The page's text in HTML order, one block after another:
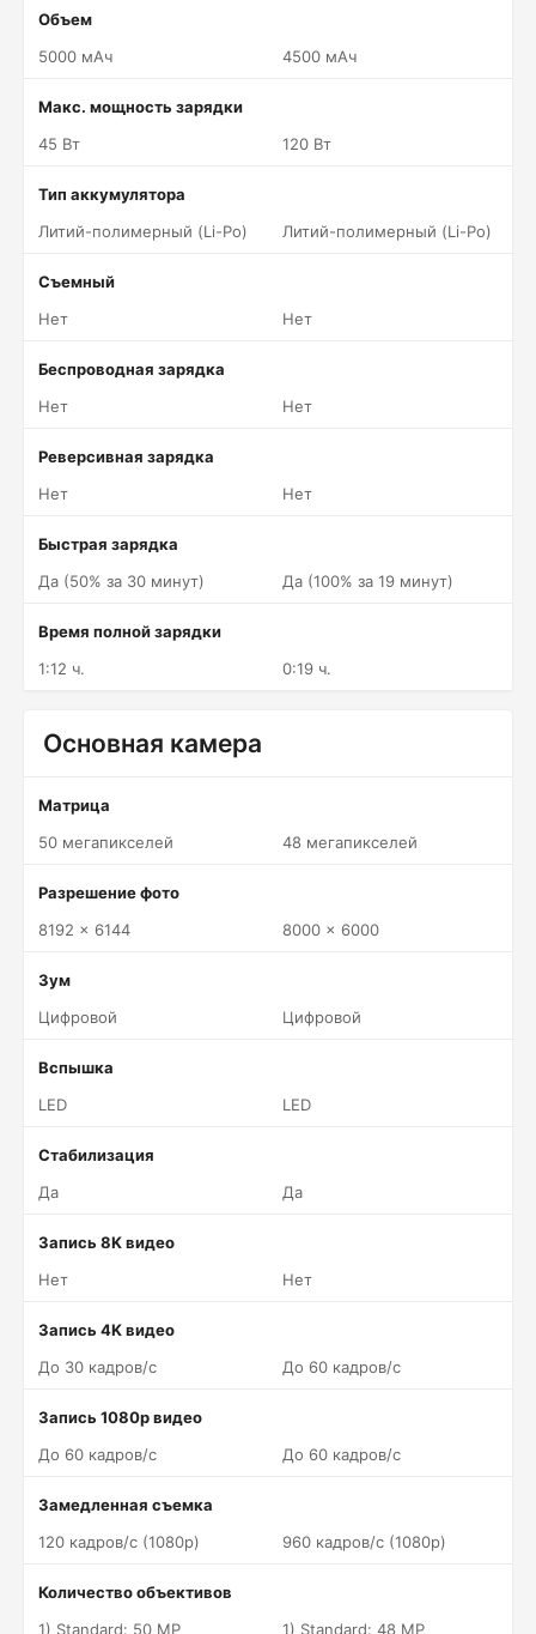
Объем
5000 мАч
4500 мАч
Макс. мощность зарядки
45 Вт
120 Вт
Тип аккумулятора
Литий-полимерный (Li-Po)
Литий-полимерный (Li-Po)
Съемный
Нет
Нет
Беспроводная зарядка
Нет
Нет
Реверсивная зарядка
Нет
Нет
Быстрая зарядка
Да (50% за 30 минут)
Да (100% за 19 минут)
Время полной зарядки
1:12 ч.
0:19 ч.
Основная камера
Матрица
50 мегапикселей
48 мегапикселей
Разрешение фото
8192 x 6144
8000 x 6000
Зум
Цифровой
Цифровой
Вспышка
LED
LED
Стабилизация
Да
Да
Запись 8K видео
Нет
Нет
Запись 4K видео
До 30 кадров/c
До 60 кадров/c
Запись 1080p видео
До 60 кадров/c
До 60 кадров/c
Замедленная съемка
120 кадров/c (1080p)
960 кадров/c (1080p)
Количество объективов
1) Standard: 50 MP
1) Standard: 48 MP